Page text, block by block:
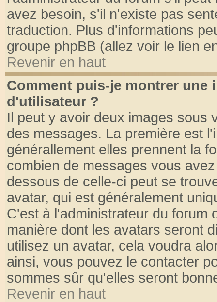
avez besoin, s'il n'existe pas
traduction. Plus d'informations
groupe phpBB (allez voir le lien
Revenir en haut
Comment puis-je montrer une
d'utilisateur ?
Il peut y avoir deux images sous
des messages. La première est
générallement elles prennent la
combien de messages vous
dessous de celle-ci peut se
avatar, qui est généralement
C'est à l'administrateur du forum
manière dont les avatars seront
utilisez un avatar, cela voudra
ainsi, vous pouvez le contacter
sommes sûr qu'elles seront
Revenir en haut